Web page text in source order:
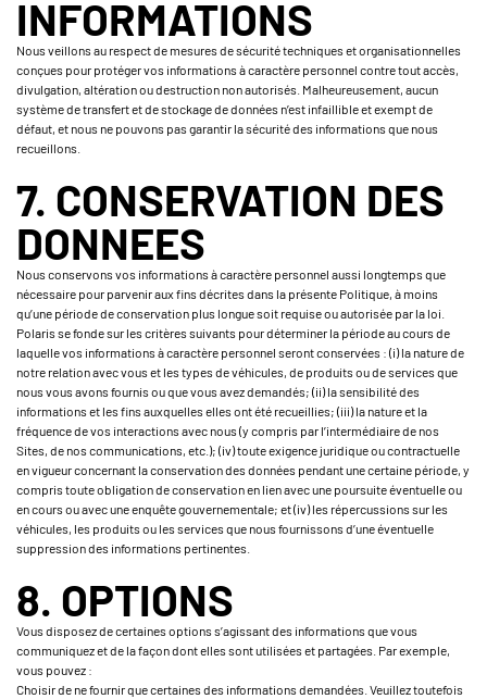
INFORMATIONS
Nous veillons au respect de mesures de sécurité techniques et organisationnelles
conçues pour protéger vos informations à caractère personnel contre tout accès,
divulgation, altération ou destruction non autorisés. Malheureusement, aucun
système de transfert et de stockage de données n’est infaillible et exempt de
défaut, et nous ne pouvons pas garantir la sécurité des informations que nous
recueillons.
7. CONSERVATION DES
DONNEES
Nous conservons vos informations à caractère personnel aussi longtemps que
nécessaire pour parvenir aux fins décrites dans la présente Politique, à moins
qu’une période de conservation plus longue soit requise ou autorisée par la loi.
Polaris se fonde sur les critères suivants pour déterminer la période au cours de
laquelle vos informations à caractère personnel seront conservées : (i) la nature de
notre relation avec vous et les types de véhicules, de produits ou de services que
nous vous avons fournis ou que vous avez demandés; (ii) la sensibilité des
informations et les fins auxquelles elles ont été recueillies; (iii) la nature et la
fréquence de vos interactions avec nous (y compris par l’intermédiaire de nos
Sites, de nos communications, etc.); (iv) toute exigence juridique ou contractuelle
en vigueur concernant la conservation des données pendant une certaine période, y
compris toute obligation de conservation en lien avec une poursuite éventuelle ou
en cours ou avec une enquête gouvernementale; et (iv) les répercussions sur les
véhicules, les produits ou les services que nous fournissons d’une éventuelle
suppression des informations pertinentes.
8. OPTIONS
Vous disposez de certaines options s’agissant des informations que vous
communiquez et de la façon dont elles sont utilisées et partagées. Par exemple,
vous pouvez :
Choisir de ne fournir que certaines des informations demandées. Veuillez toutefois